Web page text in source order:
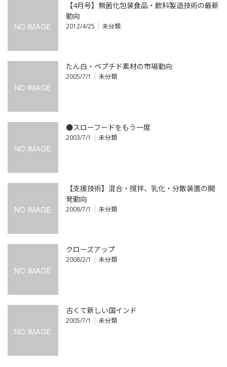
【4月号】無菌化包装食品・飲料製造技術の最新
動向
2012/4/25 未分類
たん白・ペプチド素材の市場動向
2005/7/1 未分類
●スローフードをもう一度
2003/7/1 未分類
【支援技術】混合・撹拌、乳化・分散装置の開
発動向
2008/7/1 未分類
クローズアップ
2008/2/1 未分類
古くて新しい国インド
2005/7/1 未分類